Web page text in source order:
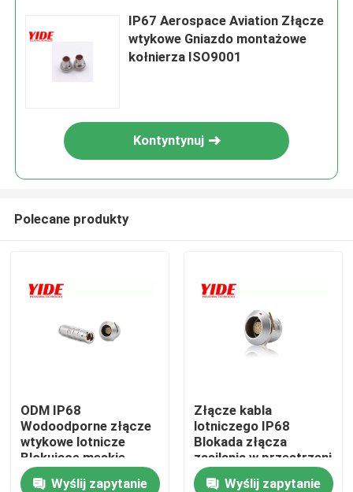
IP67 Aerospace Aviation Złącze
wtykowe Gniazdo montażowe
kołnierza ISO9001
Kontyntynuj
Polecane produkty
ODM IP68
Wodoodporne złącze
wtykowe lotnicze
Blokujące męskie
żeńskie
Wyślij zapytanie
Złącze kabla
lotniczego IP68
Blokada złącza
zasilania w przestrzeni
kosmicznej
Wyślij zapytanie